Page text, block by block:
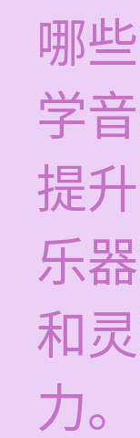
哪些
学
提
乐
和
力。